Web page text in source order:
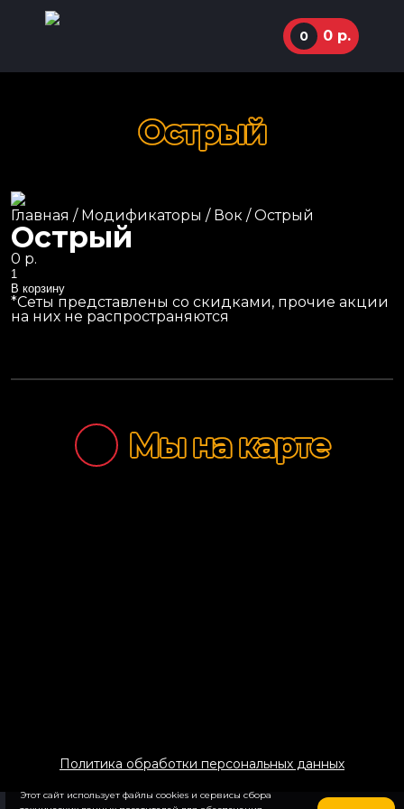
ул. Маркуса, 77
11:00 - 01:00
Instagram
0 0 р.
Сеты
Маки роллы
Жареные роллы
Салаты
Супы
Острый
Главная / Модификаторы / Вок / Острый
Острый
0 р.
Количество
В корзину
*Сеты представлены со скидками, прочие акции
на них не распространяются
Мы на карте
Политика обработки персональных данных
Этот сайт использует файлы cookies и сервисы сбора